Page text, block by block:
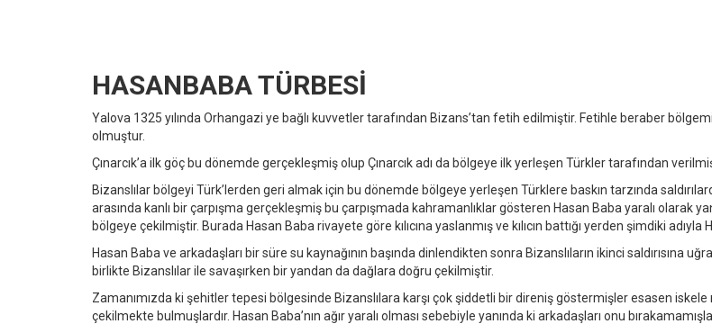
HASANBABA TÜRBESİ
Yalova 1325 yılında Orhangazi ye bağlı kuvvetler tarafından Bizans’tan fetih edilmiştir. Fetihle beraber
olmuştur.
Çınarcık’a ilk göç bu dönemde gerçekleşmiş olup Çınarcık adı da bölgeye ilk yerleşen Türkler tarafından
Bizanslılar bölgeyi Türk’lerden geri almak için bu dönemde bölgeye yerleşen Türklere baskın tarzında
arasında kanlı bir çarpışma gerçekleşmiş bu çarpışmada kahramanlıklar gösteren Hasan Baba yaralı olarak
bölgeye çekilmiştir. Burada Hasan Baba rivayete göre kılıcına yaslanmış ve kılıcın battığı yerden şimdiki adıyla
Hasan Baba ve arkadaşları bir süre su kaynağının başında dinlendikten sonra Bizanslıların ikinci saldırısına
birlikte Bizanslılar ile savaşırken bir yandan da dağlara doğru çekilmiştir.
Zamanımızda ki şehitler tepesi bölgesinde Bizanslılara karşı çok şiddetli bir direniş göstermişler esasen
çekilmekte bulmuşlardır. Hasan Baba’nın ağır yaralı olması sebebiyle yanında ki arkadaşları onu